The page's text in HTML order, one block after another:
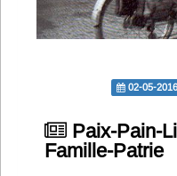
Abo Lettrasso
Nous contacter
02-05-2016
Paix-Pain-
Famille-Patrie